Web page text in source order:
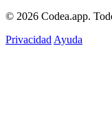
© 2026 Codea.app.
Privacidad Ayuda